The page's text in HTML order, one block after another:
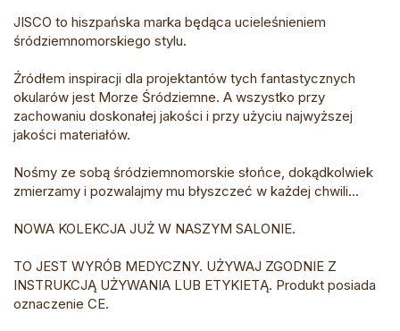
JISCO to hiszpańska marka będąca ucieleśnieniem
śródziemnomorskiego stylu.
Źródłem inspiracji dla projektantów tych fantastycznych
okularów jest Morze Śródziemne. A wszystko przy
zachowaniu doskonałej jakości i przy użyciu najwyższej
jakości materiałów.
Nośmy ze sobą śródziemnomorskie słońce, dokądkolwiek
zmierzamy i pozwalajmy mu błyszczeć w każdej chwili…
NOWA KOLEKCJA JUŻ W NASZYM SALONIE.
TO JEST WYRÓB MEDYCZNY. UŻYWAJ ZGODNIE Z
INSTRUKCJĄ UŻYWANIA LUB ETYKIETĄ. Produkt posiada
oznaczenie CE.